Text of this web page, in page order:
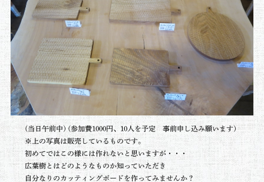
(当日午前中) (参加費1000円、10人を予定 事前申し込み願います)
※上の写真は販売しているものです。
初めてではこの様には作れないと思いますが・・・
広葉樹とはどのようなものか知っていただき
自分なりのカッティングボードを作ってみませんか？